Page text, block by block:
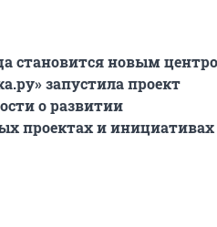
становится новым
запустила проект
о развитии
проектах и инициативах